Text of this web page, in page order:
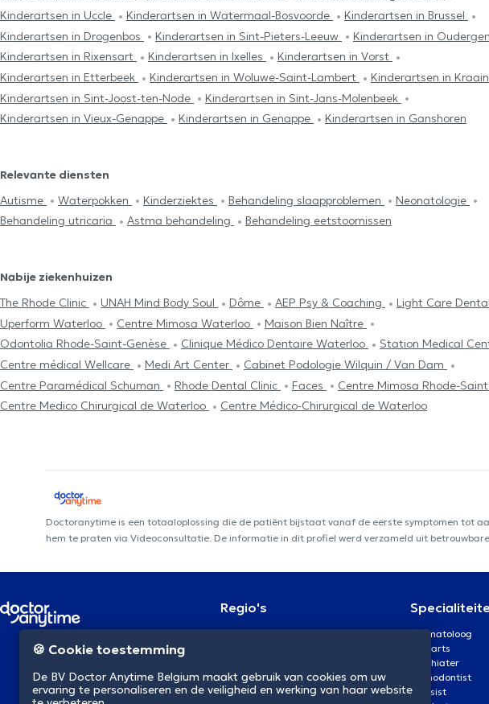
Kinderartsen in Uccle
Kinderartsen in Watermaal-Bosvoorde
Kinderartsen in Brussel
Kinderartsen in Drogenbos
Kinderartsen in Sint-Pieters-Leeuw
Kinderartsen in
Kinderartsen in Rixensart
Kinderartsen in Ixelles
Kinderartsen in Vorst
Kinderartsen in Etterbeek
Kinderartsen in Woluwe-Saint-Lambert
Kinderartsen in
Kinderartsen in Sint-Joost-ten-Node
Kinderartsen in Sint-Jans-Molenbeek
Kinderartsen in Vieux-Genappe
Kinderartsen in Genappe Kinderartsen in Ganshoren
Relevante diensten
Autisme
Waterpokken Kinderziektes Behandeling slaapproblemen
Neonatologie
Behandeling utricaria
Astma behandeling Behandeling eetstoornissen
Nabije ziekenhuizen
The Rhode Clinic
UNAH Mind Body Soul Dôme AEP Psy & Coaching
Light Care Dental
Uperform Waterloo
Centre Mimosa Waterloo
Maison Bien Naître
Odontolia Rhode-Saint-Genèse
Clinique Médico Dentaire Waterloo
Station Medical
Centre médical Wellcare
Medi Art Center
Cabinet Podologie Wilquin / Van Dam
Centre Paramédical Schuman
Rhode Dental Clinic Faces
Centre Mimosa Rhode-
Centre Medico Chirurgical de Waterloo
Centre Médico-Chirurgical de Waterloo
Doctoranytime is een totaaloplossing die de patiënt bijstaat vanaf de eerste symptomen tot
hem te praten via Videoconsultatie. De informatie in dit profiel werd verzameld uit
NL
Regio's
Charleroi
Luik
Dermatoloog
Oogarts
Psychiater
Orthodontist
Kinesist
🍪 Cookie toestemming
De BV Doctor Anytime Belgium maakt gebruik van cookies om uw
ervaring te personaliseren en de veiligheid en werking van haar website